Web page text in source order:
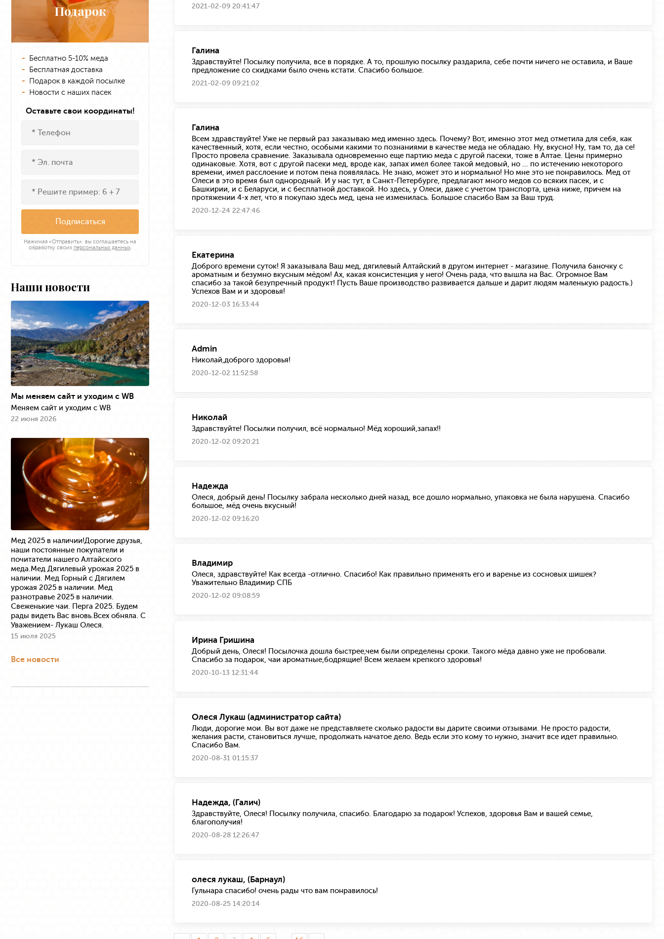
Подарок
Бесплатно 5-10% меда
Бесплатная доставка
Подарок в каждой посылке
Новости с наших пасек
Оставьте свои координаты!
Подписаться
Нажимая «Отправить», вы соглашаетесь на
обработку своих персональных данных.
Наши новости
Мы меняем сайт и уходим с WB
Меняем сайт и уходим с WB
22 июня 2026
Мед 2025 в наличии!Дорогие друзья,
наши постоянные покупатели и
почитатели нашего Алтайского
меда.Мед Дягилевый урожая 2025 в
наличии. Мед Горный с Дягилем
урожая 2025 в наличии. Мед
разнотравье 2025 в наличии.
Свеженькие чаи. Перга 2025. Будем
рады видеть Вас вновь.Всех обняла. С
Уважением- Лукаш Олеся.
15 июля 2025
Все новости
2021-02-09 20:41:47
Галина
Здравствуйте! Посылку получила, все в порядке. А то, прошлую посылку раздарила, себе почти ничего не оставила, и Ваше
предложение со скидками было очень кстати. Спасибо большое.
2021-02-09 09:21:02
Галина
Всем здравствуйте! Уже не первый раз заказываю мед именно здесь. Почему? Вот, именно этот мед отметила для себя, как
качественный, хотя, если честно, особыми какими то познаниями в качестве меда не обладаю. Ну, вкусно! Ну, там то, да се!
Просто провела сравнение. Заказывала одновременно еще партию меда с другой пасеки, тоже в Алтае. Цены примерно
одинаковые. Хотя, вот с другой пасеки мед, вроде как, запах имел более такой медовый, но ... по истечению некоторого
времени, имел расслоение и потом пена появлялась. Не знаю, может это и нормально! Но мне это не понравилось. Мед от
Олеси в это время был однородный. И у нас тут, в Санкт-Петербурге, предлагают много медов со всяких пасек, и с
Башкирии, и с Беларуси, и с бесплатной доставкой. Но здесь, у Олеси, даже с учетом транспорта, цена ниже, причем на
протяжении 4-х лет, что я покупаю здесь мед, цена не изменилась. Большое спасибо Вам за Ваш труд.
2020-12-24 22:47:46
Екатерина
Доброго времени суток! Я заказывала Ваш мед, дягилевый Алтайский в другом интернет - магазине. Получила баночку с
ароматным и безумно вкусным мёдом! Ах, какая консистенция у него! Очень рада, что вышла на Вас. Огромное Вам
спасибо за такой безупречный продукт! Пусть Ваше производство развивается дальше и дарит людям маленькую радость.)
Успехов Вам и и здоровья!
2020-12-03 16:33:44
Admin
Николай,доброго здоровья!
2020-12-02 11:52:58
Николай
Здравствуйте! Посылки получил, всё нормально! Мёд хороший,запах!!
2020-12-02 09:20:21
Надежда
Олеся, добрый день! Посылку забрала несколько дней назад, все дошло нормально, упаковка не была нарушена. Спасибо
большое, мёд очень вкусный!
2020-12-02 09:16:20
Владимир
Олеся, здравствуйте! Как всегда -отлично. Спасибо! Как правильно применять его и варенье из сосновых шишек?
Уважительно Владимир СПБ
2020-12-02 09:08:59
Ирина Гришина
Добрый день, Олеся! Посылочка дошла быстрее,чем были определены сроки. Такого мёда давно уже не пробовали.
Спасибо за подарок, чаи ароматные,бодрящие! Всем желаем крепкого здоровья!
2020-10-13 12:31:44
Олеся Лукаш (администратор сайта)
Люди, дорогие мои. Вы вот даже не представляете сколько радости вы дарите своими отзывами. Не просто радости,
желания расти, становиться лучше, продолжать начатое дело. Ведь если это кому то нужно, значит все идет правильно.
Спасибо Вам.
2020-08-31 01:15:37
Надежда, (Галич)
Здравствуйте, Олеся! Посылку получила, спасибо. Благодарю за подарок! Успехов, здоровья Вам и вашей семье,
благополучия!
2020-08-28 12:26:47
олеся лукаш, (Барнаул)
Гульнара спасибо! очень рады что вам понравилось!
2020-08-25 14:20:14